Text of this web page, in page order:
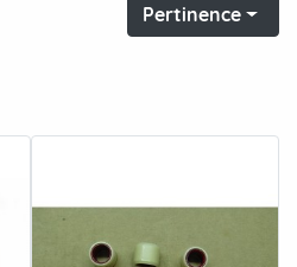
Pertinence